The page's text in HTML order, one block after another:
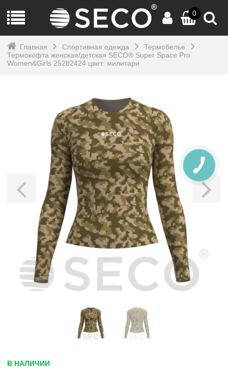
0
Главная Спортивная одежда
Термобелье
Термокофта женская/детская SECO® Super Space Pro
Women&Girls 25282424 цвет: милитари
В НАЛИЧИИ